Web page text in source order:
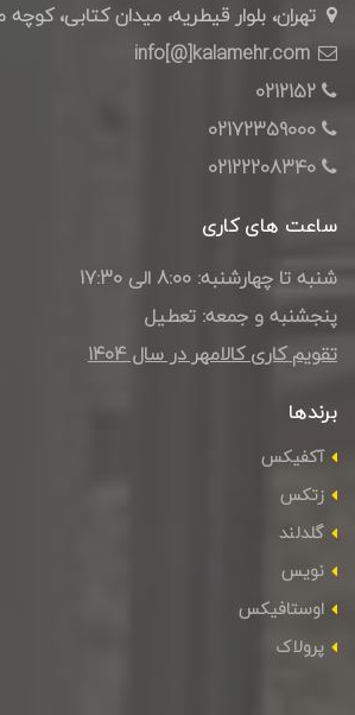
تهران، بلوار قیطریه، میدان کتابی، کوچه
0212152
02172359000
02122208340
ساعت های کاری
شنبه تا چهارشنبه: 8:00 الی 17:30
پنجشنبه و جمعه: تعطیل
تقویم کاری کالامهر در سال ۱۴۰4
برندها
آکفیکس
زتکس
گلدلند
نویس
اوستافیکس
پرولاک